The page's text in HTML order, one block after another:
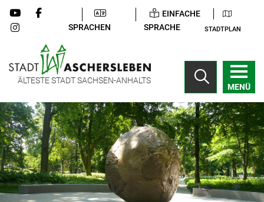
SPRACHEN
EINFACHE
SPRACHE
STADTPLAN
ÄLTESTE STADT SACHSEN-ANHALTS
MENÜ